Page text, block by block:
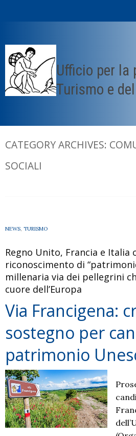
Ufficio per la
Turismo e
CATEGORY ARCHIVES:
SOCIALI
NEWS, TURISMO
Regno Unito, Francia e Italia
riconoscimento di
millenaria via dei pellegrini
cuore dell’Europa
Via Francigena:
sostegno per
patrimonio